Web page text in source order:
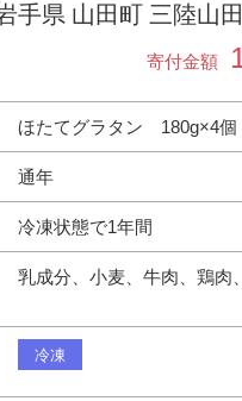
手県 山田町 三陸山
寄付金額
ほたてグラタン 180g×4個
通年
冷凍状態で1年間
乳成分、小麦、牛肉、鶏肉
冷凍